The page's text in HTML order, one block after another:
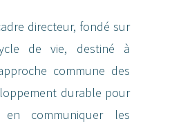
directeur, fondé sur
de vie, destiné à
commune des
durable pour
communiquer les